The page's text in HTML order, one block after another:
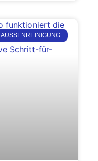
AUSSENREINIGUNG